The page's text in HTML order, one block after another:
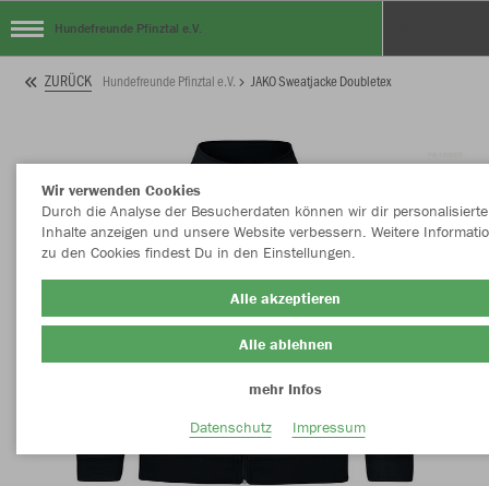
Hundefreunde Pfinztal e.V.
ZURÜCK Hundefreunde Pfinztal e.V. JAKO Sweatjacke Doubletex
Wir verwenden Cookies
Durch die Analyse der Besucherdaten können wir dir personalisierte
Inhalte anzeigen und unsere Website verbessern. Weitere
zu den Cookies findest Du in den Einstellungen.
Alle akzeptieren
Alle ablehnen
mehr Infos
Datenschutz
Impressum